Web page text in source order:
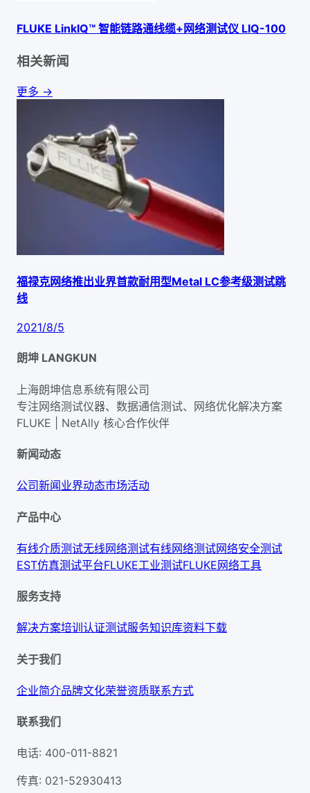
FLUKE LinkIQ™ 智能链路通线缆+网络测试仪 LIQ-100
相关新闻
更多 →
福禄克网络推出业界首款耐用型Metal LC参考级测试跳
线
2021/8/5
朗坤 LANGKUN
上海朗坤信息系统有限公司
专注网络测试仪器、数据通信测试、网络优化解决方案
FLUKE | NetAlly 核心合作伙伴
新闻动态
公司新闻业界动态市场活动
产品中心
有线介质测试无线网络测试有线网络测试网络安全测试
EST仿真测试平台FLUKE工业测试FLUKE网络工具
服务支持
解决方案培训认证测试服务知识库资料下载
关于我们
企业简介品牌文化荣誉资质联系方式
联系我们
电话: 400-011-8821
传真: 021-52930413